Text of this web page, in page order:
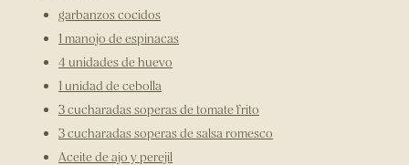
garbanzos cocidos
1 manojo de espinacas
4 unidades de huevo
1 unidad de cebolla
3 cucharadas soperas de tomate frito
3 cucharadas soperas de salsa romesco
Aceite de ajo y perejil